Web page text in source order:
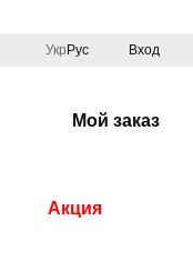
Укр Рус Вход
Мой заказ
Акция